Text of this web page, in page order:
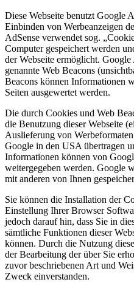
Diese Webseite benutzt Google
Einbinden von Werbeanzeigen
AdSense verwendet sog.
Computer gespeichert werden
der Webseite ermöglicht.
genannte Web Beacons
Beacons können Informationen
Seiten ausgewertet werden.
Die durch Cookies und Web
die Benutzung dieser Webseite
Auslieferung von
Google in den USA übertragen
Informationen können von
weitergegeben werden. Google
mit anderen von Ihnen
Sie können die Installation der
Einstellung Ihrer Browser
jedoch darauf hin, dass Sie in
sämtliche Funktionen dieser
können. Durch die Nutzung
der Bearbeitung der über Sie
zuvor beschriebenen Art und
Zweck einverstanden.